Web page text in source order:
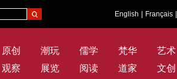
English Français
原创 潮玩 儒学 梵华 艺术
观察 展览 阅读 道家 文创